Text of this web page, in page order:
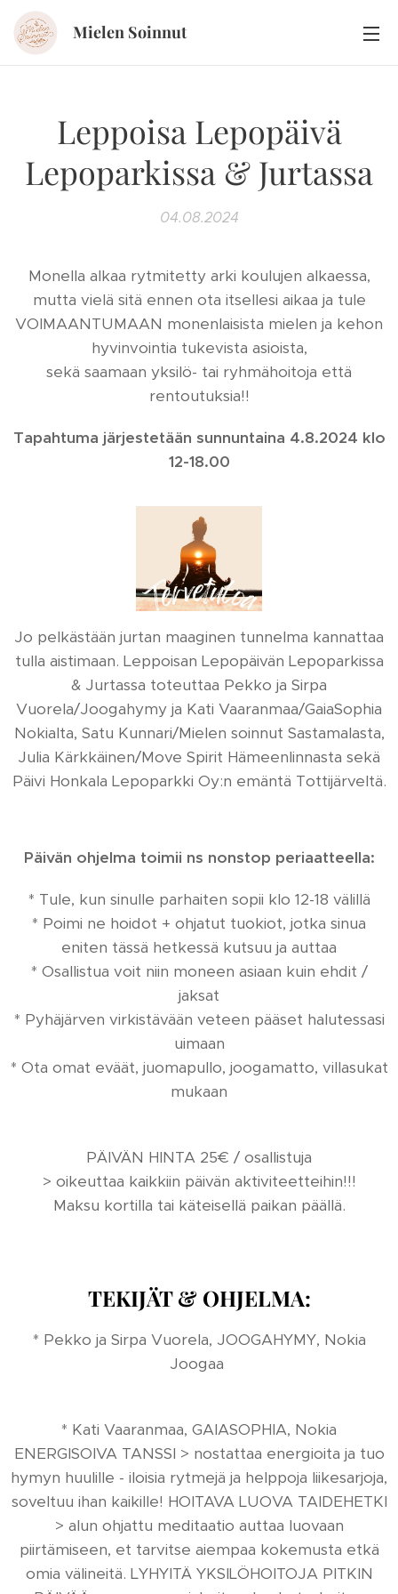
Mielen Soinnut
Leppoisa Lepopäivä
Lepoparkissa & Jurtassa
04.08.2024
Monella alkaa rytmitetty arki koulujen alkaessa,
mutta vielä sitä ennen ota itsellesi aikaa ja tule
VOIMAANTUMAAN monenlaisista mielen ja kehon
hyvinvointia tukevista asioista,
sekä saamaan yksilö- tai ryhmähoitoja että
rentoutuksia!!
Tapahtuma järjestetään sunnuntaina 4.8.2024 klo
12-18.00
Jo pelkästään jurtan maaginen tunnelma kannattaa
tulla aistimaan. Leppoisan Lepopäivän Lepoparkissa
& Jurtassa toteuttaa Pekko ja Sirpa
Vuorela/Joogahymy ja Kati Vaaranmaa/GaiaSophia
Nokialta, Satu Kunnari/Mielen soinnut Sastamalasta,
Julia Kärkkäinen/Move Spirit Hämeenlinnasta sekä
Päivi Honkala Lepoparkki Oy:n emäntä Tottijärveltä.
Päivän ohjelma toimii ns nonstop periaatteella:
* Tule, kun sinulle parhaiten sopii klo 12-18 välillä
* Poimi ne hoidot + ohjatut tuokiot, jotka sinua
eniten tässä hetkessä kutsuu ja auttaa
* Osallistua voit niin moneen asiaan kuin ehdit /
jaksat
* Pyhäjärven virkistävään veteen pääset halutessasi
uimaan
* Ota omat eväät, juomapullo, joogamatto, villasukat
mukaan
PÄIVÄN HINTA 25€ / osallistuja
> oikeuttaa kaikkiin päivän aktiviteetteihin!!!
Maksu kortilla tai käteisellä paikan päällä.
TEKIJÄT & OHJELMA:
* Pekko ja Sirpa Vuorela, JOOGAHYMY, Nokia
Joogaa
* Kati Vaaranmaa, GAIASOPHIA, Nokia
ENERGISOIVA TANSSI > nostattaa energioita ja tuo
hymyn huulille - iloisia rytmejä ja helppoja liikesarjoja,
soveltuu ihan kaikille! HOITAVA LUOVA TAIDEHETKI
> alun ohjattu meditaatio auttaa luovaan
piirtämiseen, et tarvitse aiempaa kokemusta etkä
omia välineitä. LYHYITÄ YKSILÖHOITOJA PITKIN